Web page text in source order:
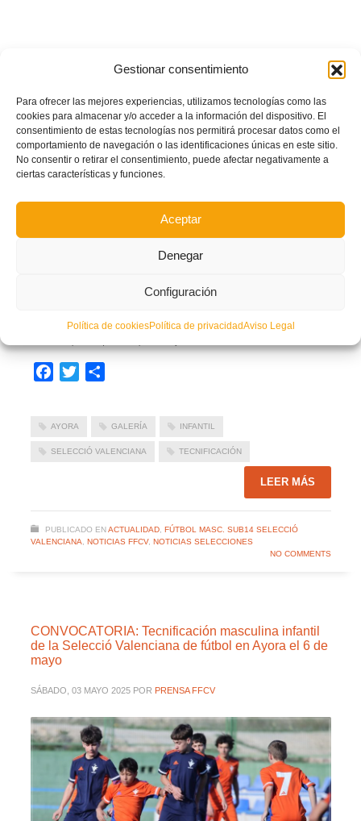
Gestionar consentimiento
Para ofrecer las mejores experiencias, utilizamos tecnologías como las
cookies para almacenar y/o acceder a la información del dispositivo. El
consentimiento de estas tecnologías nos permitirá procesar datos como el
comportamiento de navegación o las identificaciones únicas en este sitio.
No consentir o retirar el consentimiento, puede afectar negativamente a
ciertas características y funciones.
Aceptar
Denegar
Configuración
Política de cookiesPolítica de privacidadAviso Legal
el partido de tecnificación de laSelecció Valenciana, dirigido por el técnico
Paco Monterde ‘El Chato’.
CONV. TECN. INFANTIL MASC. AYORA Descarga
Facebook
Twitter
AYORA GALERÍA INFANTIL
SELECCIÓ VALENCIANA TECNIFICACIÓN
LEER MÁS
PUBLICADO EN ACTUALIDAD, FÚTBOL MASC. SUB14 SELECCIÓ
VALENCIANA, NOTICIAS FFCV, NOTICIAS SELECCIONES
NO COMMENTS
CONVOCATORIA: Tecnificación masculina infantil
de la Selecció Valenciana de fútbol en Ayora el 6 de
mayo
SÁBADO, 03 MAYO 2025 POR PRENSA FFCV